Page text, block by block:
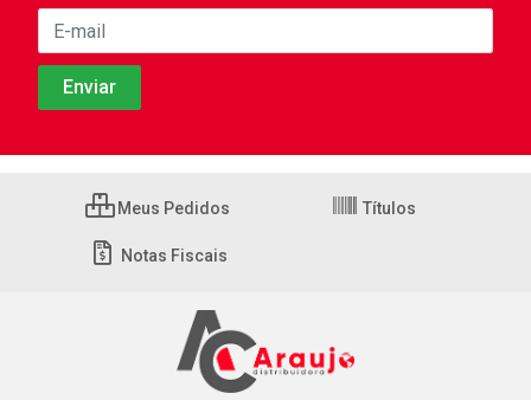
Meus Pedidos Títulos
Notas Fiscais